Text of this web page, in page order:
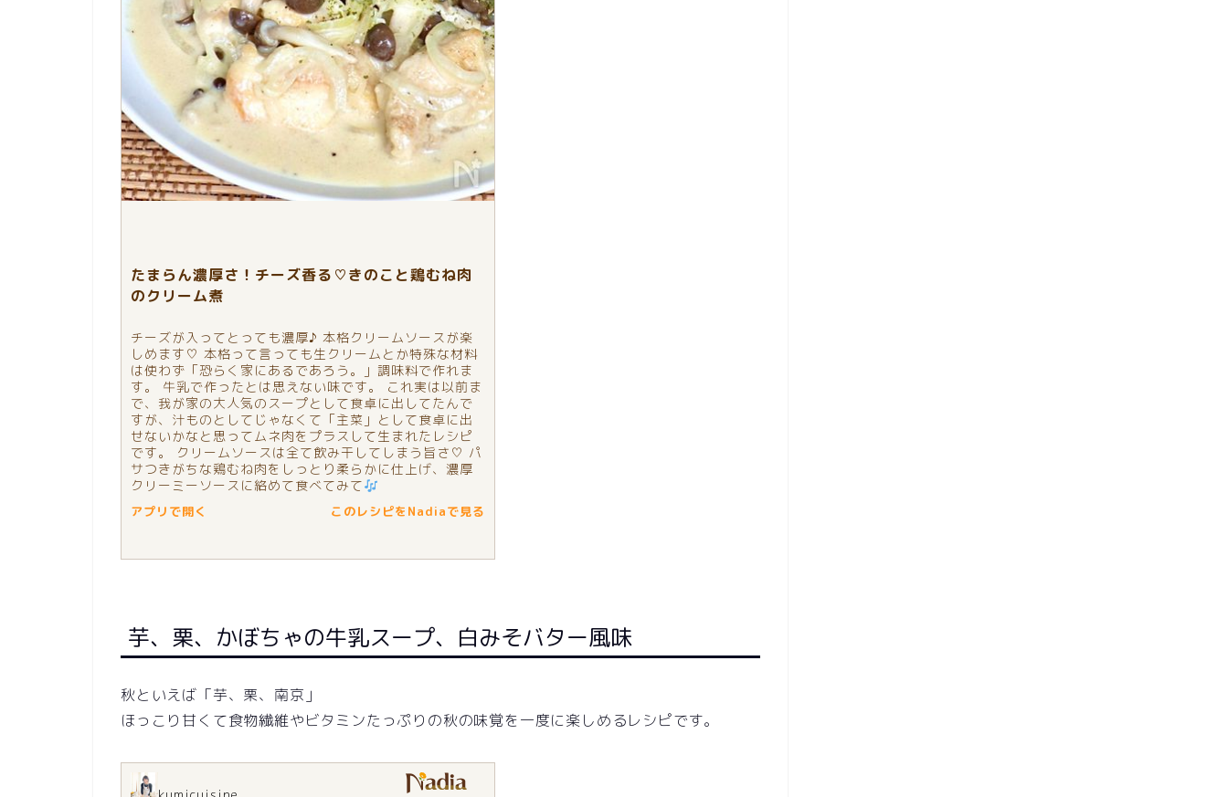
たまらん濃厚さ！チーズ香る♡きのこと鶏むね肉
のクリーム煮
チーズが入ってとっても濃厚♪ 本格クリームソースが楽
しめます♡ 本格って言っても生クリームとか特殊な材料
は使わず「恐らく家にあるであろう。」調味料で作れま
す。 牛乳で作ったとは思えない味です。 これ実は以前ま
で、我が家の大人気のスープとして食卓に出してたんで
すが、汁ものとしてじゃなくて「主菜」として食卓に出
せないかなと思ってムネ肉をプラスして生まれたレシピ
です。 クリームソースは全て飲み干してしまう旨さ♡ パ
サつきがちな鶏むね肉をしっとり柔らかに仕上げ、濃厚
クリーミーソースに絡めて食べてみて
アプリで開く このレシピをNadiaで見る
芋、栗、かぼちゃの牛乳スープ、白みそバター風味
秋といえば「芋、栗、南京」
ほっこり甘くて食物繊維やビタミンたっぷりの秋の味覚を一度に楽しめるレシピです。